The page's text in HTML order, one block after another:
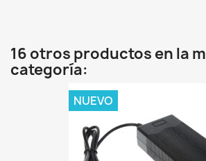
16 otros productos en la
categoría:
NUEVO